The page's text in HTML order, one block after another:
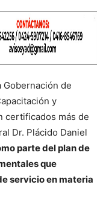
Gobernación de
y
certificados más de
Dr. Plácido Daniel
parte del plan de
que
servicio en materia